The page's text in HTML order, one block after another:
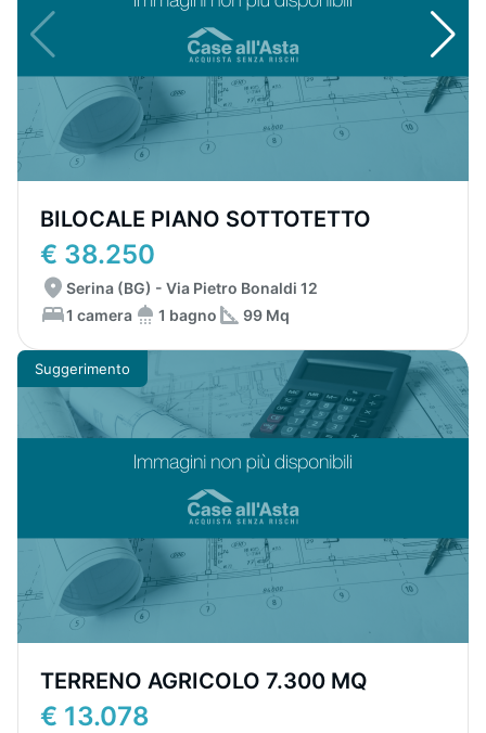
BILOCALE PIANO SOTTOTETTO
€ 38.250
Serina (BG) - Via Pietro Bonaldi 12
1 camera
1 bagno 99 Mq
Suggerimento
TERRENO AGRICOLO 7.300 MQ
€ 13.078